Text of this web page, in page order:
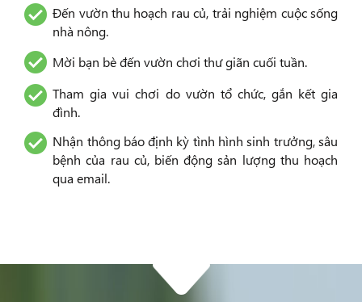
Đến vườn thu hoạch rau củ, trải nghiệm cuộc sống
nhà nông.
Mời bạn bè đến vườn chơi thư giãn cuối tuần.
Tham gia vui chơi do vườn tổ chức, gắn kết gia
đình.
Nhận thông báo định kỳ tình hình sinh trưởng, sâu
bệnh của rau củ, biến động sản lượng thu hoạch
qua email.